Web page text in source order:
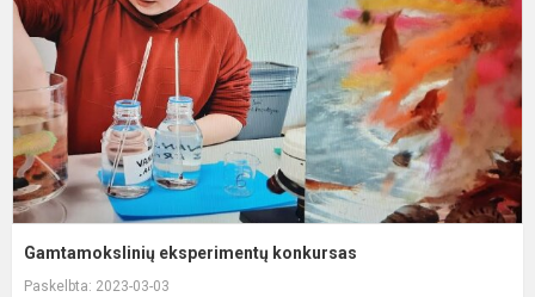
Gamtamokslinių eksperimentų konkursas
Paskelbta: 2023-03-03